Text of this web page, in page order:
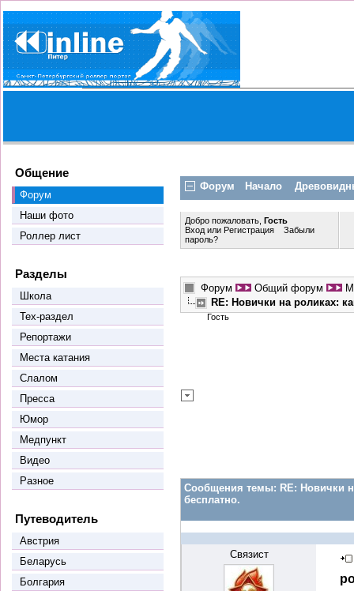
Общение
Форум
Наши фото
Роллер лист
Разделы
Школа
Тех-раздел
Репортажи
Места катания
Слалом
Пресса
Юмор
Медпункт
Видео
Разное
Путеводитель
Австрия
Беларусь
Болгария
Форум Начало
Добро пожаловать,Гость
Входили Регистрация
Забыли
пароль?
Форум Общий форум
RE: Новички на роликах:
Гость
Сообщения темы: RE: Новички
бесплатно.
Связист